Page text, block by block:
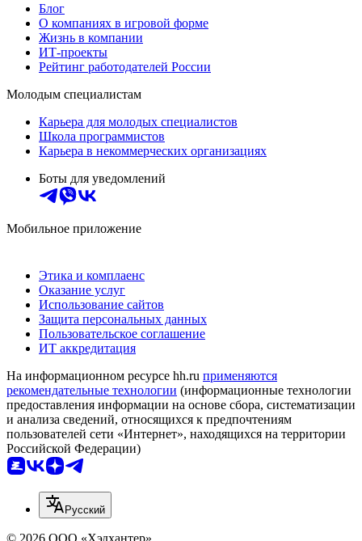
Блог
О компаниях в игровой форме
Жизнь в компании
ИТ-проекты
Рейтинг работодателей России
Молодым специалистам
Карьера для молодых специалистов
Школа программистов
Карьера в некоммерческих организациях
Боты для уведомлений
Мобильное приложение
Этика и комплаенс
Оказание услуг
Использование сайтов
Защита персональных данных
Пользовательское соглашение
ИТ аккредитация
На информационном ресурсе hh.ru применяются
рекомендательные технологии (информационные технологии
предоставления информации на основе сбора, систематизации
и анализа сведений, относящихся к предпочтениям
пользователей сети «Интернет», находящихся на территории
Российской Федерации)
Русский